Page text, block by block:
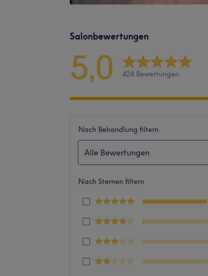
Salonbewertungen
5,0 424 Bewertungen
Nach Behandlung filtern
Alle Bewertungen
Nach Sternen filtern